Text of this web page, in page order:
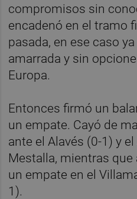
compromisos sin
encadenó en el tramo
pasada, en ese caso
amarrada y sin
Europa.
Entonces firmó un
un empate. Cayó de
ante el Alavés (0-1) y
Mestalla, mientras
un empate en el
1).